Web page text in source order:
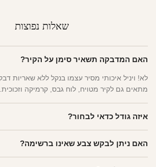
שאלות נפוצות
האם המדבקה תשאיר סימן על הקיר?
לא! ויניל איכותי מסיר עצמו בנקל ללא שאריות
מתאים גם לקיר מטויח, לוח גבס, קרמיקה וזכוכית.
איזה גודל כדאי לבחור?
שינה של מבוגרים — L. לפינה קטנה — S.
האם ניתן לבקש צבע שאינו ברשימה?